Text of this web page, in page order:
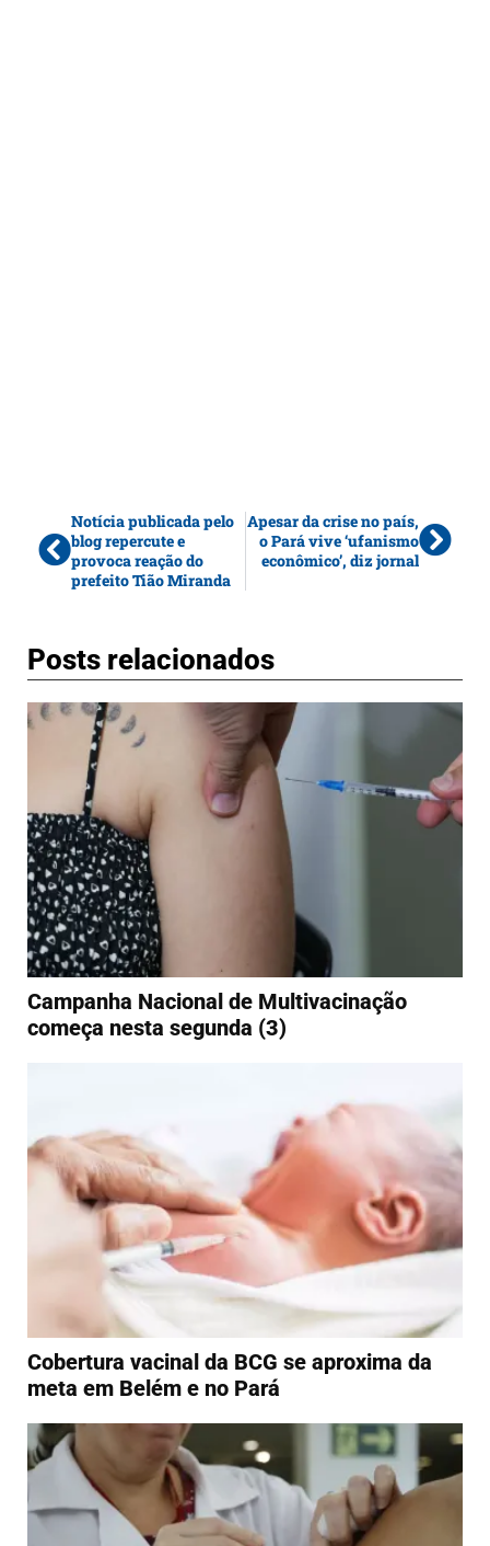
Notícia publicada pelo
blog repercute e
provoca reação do
prefeito Tião Miranda
Apesar da crise no país,
o Pará vive ‘ufanismo
econômico’, diz jornal
Posts relacionados
Campanha Nacional de Multivacinação
começa nesta segunda (3)
Cobertura vacinal da BCG se aproxima da
meta em Belém e no Pará